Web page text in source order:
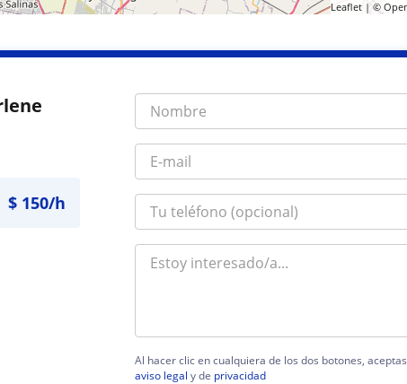
Leaflet| ©
$ 150/h
Al hacer clic en cualquiera de los dos botones,
aviso legal y de privacidad